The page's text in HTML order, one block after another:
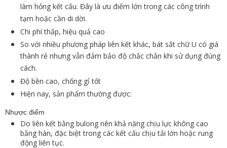
làm hỏng kết cấu. Đây là ưu điểm lớn trong các công trình
tạm hoặc cần di dời.
Chi phí thấp, hiệu quả cao
So với nhiều phương pháp liên kết khác, bát sắt chữ U có giá
thành rẻ nhưng vẫn đảm bảo độ chắc chắn khi sử dụng đúng
cách.
Độ bền cao, chống gỉ tốt
Hiện nay, sản phẩm thường được:
Nhược điểm
Do liên kết bằng bulong nên khả năng chịu lực không cao
bằng hàn, đặc biệt trong các kết cấu chịu tải lớn hoặc rung
động liên tục.